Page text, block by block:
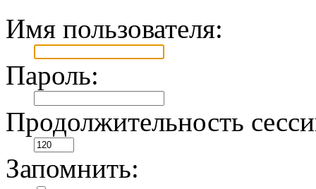
Имя пользователя:
Пароль:
Продолжительность
Запомнить: